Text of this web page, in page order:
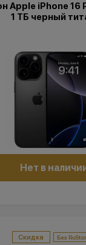
Apple iPhone 16
1 ТБ черный
Нет в
Скидка